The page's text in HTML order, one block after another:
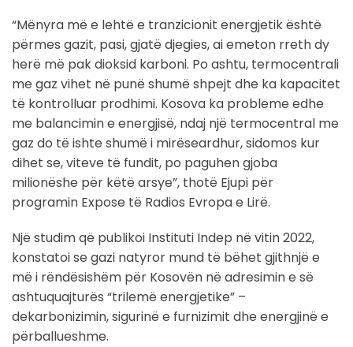
“Mënyra më e lehtë e tranzicionit energjetik është
përmes gazit, pasi, gjatë djegies, ai emeton rreth dy
herë më pak dioksid karboni. Po ashtu, termocentrali
me gaz vihet në punë shumë shpejt dhe ka kapacitet
të kontrolluar prodhimi. Kosova ka probleme edhe
me balancimin e energjisë, ndaj një termocentral me
gaz do të ishte shumë i mirëseardhur, sidomos kur
dihet se, viteve të fundit, po paguhen gjoba
milionëshe për këtë arsye”, thotë Ejupi për
programin Expose të Radios Evropa e Lirë.
Një studim që publikoi Instituti Indep në vitin 2022,
konstatoi se gazi natyror mund të bëhet gjithnjë e
më i rëndësishëm për Kosovën në adresimin e së
ashtuquajturës “trilemë energjetike” –
dekarbonizimin, sigurinë e furnizimit dhe energjinë e
përballueshme.